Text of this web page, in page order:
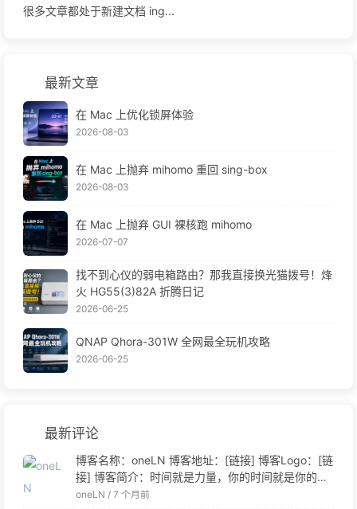
很多文章都处于新建文档 ing...
最新文章
在 Mac 上优化锁屏体验
2026-08-03
在 Mac 上抛弃 mihomo 重回 sing-box
2026-08-03
在 Mac 上抛弃 GUI 裸核跑 mihomo
2026-07-07
找不到心仪的弱电箱路由？那我直接换光猫拨号！烽
火 HG55(3)82A 折腾日记
2026-06-25
QNAP Qhora-301W 全网最全玩机攻略
2026-06-25
最新评论
博客名称：oneLN 博客地址：[链接] 博客Logo：[链
接] 博客简介：时间就是力量，你的时间就是你的力
量 联系邮箱：[链接]
oneLN / 7 个月前